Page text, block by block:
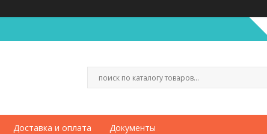
Доставка и оплата Документы